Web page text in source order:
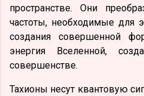
пространстве. Они
частоты, необходимые для
создания совершенной
энергия Вселенной,
совершенстве.
Тахионы несут квантовую